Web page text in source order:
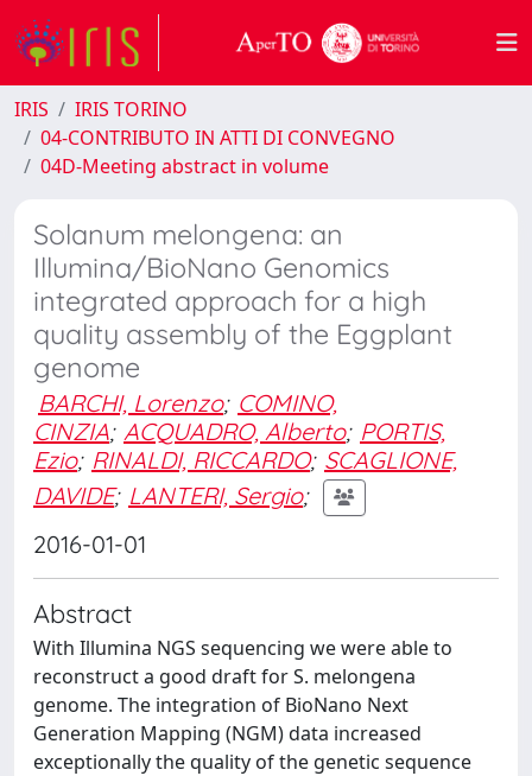
IRIS
IRIS TORINO
04-CONTRIBUTO IN ATTI DI CONVEGNO
04D-Meeting abstract in volume
Solanum melongena: an
Illumina/BioNano Genomics
integrated approach for a high
quality assembly of the Eggplant
genome
BARCHI, Lorenzo; COMINO,
CINZIA; ACQUADRO, Alberto; PORTIS,
Ezio; RINALDI, RICCARDO; SCAGLIONE,
DAVIDE; LANTERI, Sergio;
2016-01-01
Abstract
With Illumina NGS sequencing we were able to
reconstruct a good draft for S. melongena
genome. The integration of BioNano Next
Generation Mapping (NGM) data increased
exceptionally the quality of the genetic sequence